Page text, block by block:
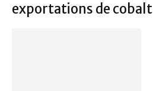
exportations de cobalt